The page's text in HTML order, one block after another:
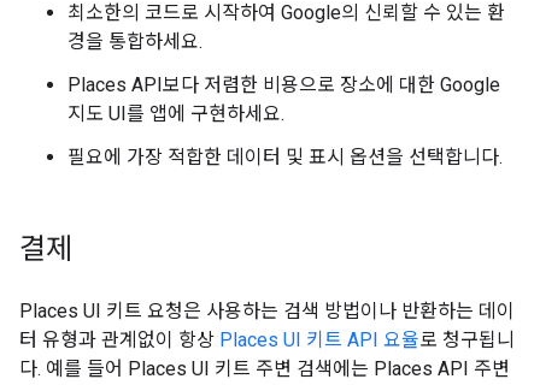
최소한의 코드로 시작하여 Google의 신뢰할 수 있는 환
경을 통합하세요.
Places API보다 저렴한 비용으로 장소에 대한 Google
지도 UI를 앱에 구현하세요.
필요에 가장 적합한 데이터 및 표시 옵션을 선택합니다.
결제
Places UI 키트 요청은 사용하는 검색 방법이나 반환하는 데이
터 유형과 관계없이 항상 Places UI 키트 API 요율로 청구됩니
다. 예를 들어 Places UI 키트 주변 검색에는 Places API 주변